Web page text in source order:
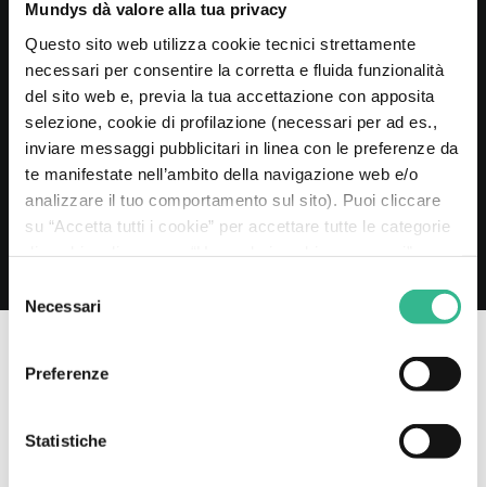
Mundys dà valore alla tua privacy
Questo sito web utilizza cookie tecnici strettamente
necessari per consentire la corretta e fluida funzionalità
del sito web e, previa la tua accettazione con apposita
selezione, cookie di profilazione (necessari per ad es.,
inviare messaggi pubblicitari in linea con le preferenze da
te manifestate nell’ambito della navigazione web e/o
analizzare il tuo comportamento sul sito). Puoi cliccare
su “Accetta tutti i cookie” per accettare tutte le categorie
su “Personalizza” per decidere quali cookie accettare.
navigazione o selezionando "Usa solo i cookie necessari"
saranno installati solo cookie tecnici. Per maggiori
delNecessari
Preferenze
Statistiche
20 MAGGIO 2026
Mundys estende al 2030 la Revolving Credit
Facility da 2 miliardi di euro
Leggi di più